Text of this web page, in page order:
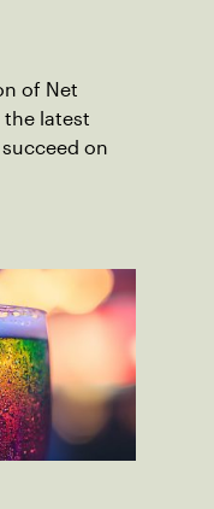
of Net
the latest
on